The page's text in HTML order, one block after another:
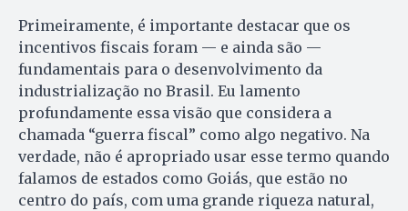
Primeiramente, é importante destacar que os
incentivos fiscais foram — e ainda são —
fundamentais para o desenvolvimento da
industrialização no Brasil. Eu lamento
profundamente essa visão que considera a
chamada “guerra fiscal” como algo negativo. Na
verdade, não é apropriado usar esse termo quando
falamos de estados como Goiás, que estão no
centro do país, com uma grande riqueza natural,